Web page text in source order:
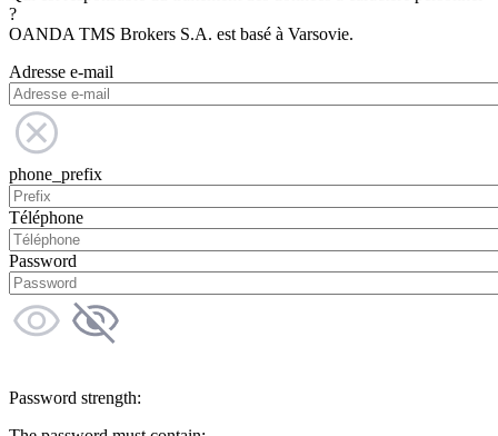
?
OANDA TMS Brokers S.A. est basé à Varsovie.
Adresse e-mail
phone_prefix
Téléphone
Password
Password strength: